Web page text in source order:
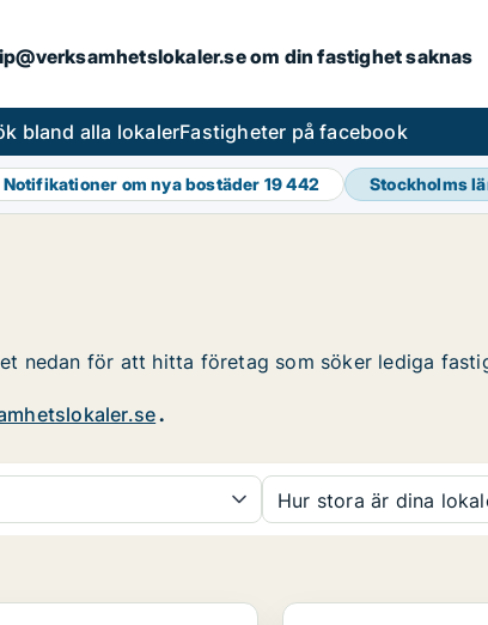
om din fastighet saknas
bland alla lokalerFastigheter på facebook
Notifikationer om nya bostäder 19 442 Stockholms
nedan för att hitta företag som söker lediga
.
Hur stora är dina